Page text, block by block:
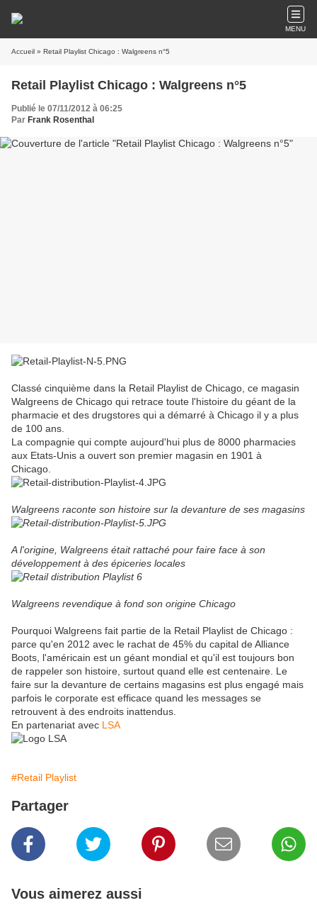
MENU
Accueil » Retail Playlist Chicago : Walgreens n°5
Retail Playlist Chicago : Walgreens n°5
Publié le 07/11/2012 à 06:25
Par Frank Rosenthal
Classé cinquième dans la Retail Playlist de Chicago, ce magasin
Walgreens de Chicago qui retrace toute l'histoire du géant de la
pharmacie et des drugstores qui a démarré à Chicago il y a plus
de 100 ans.
La compagnie qui compte aujourd'hui plus de 8000 pharmacies
aux Etats-Unis a ouvert son premier magasin en 1901 à
Chicago.
Walgreens raconte son histoire sur la devanture de ses magasins
A l'origine, Walgreens était rattaché pour faire face à son
développement à des épiceries locales
Walgreens revendique à fond son origine Chicago
Pourquoi Walgreens fait partie de la Retail Playlist de Chicago :
parce qu'en 2012 avec le rachat de 45% du capital de Alliance
Boots, l'américain est un géant mondial et qu'il est toujours bon
de rappeler son histoire, surtout quand elle est centenaire. Le
faire sur la devanture de certains magasins est plus engagé mais
parfois le corporate est efficace quand les messages se
retrouvent à des endroits inattendus.
En partenariat avec LSA
#Retail Playlist
Partager
Vous aimerez aussi